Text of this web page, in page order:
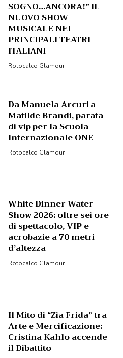
SOGNO…ANCORA!” IL
NUOVO SHOW
MUSICALE NEI
PRINCIPALI TEATRI
ITALIANI
Rotocalco Glamour
Da Manuela Arcuri a
Matilde Brandi, parata
di vip per la Scuola
Internazionale ONE
Rotocalco Glamour
White Dinner Water
Show 2026: oltre sei ore
di spettacolo, VIP e
acrobazie a 70 metri
d’altezza
Rotocalco Glamour
Il Mito di “Zia Frida” tra
Arte e Mercificazione:
Cristina Kahlo accende
il Dibattito